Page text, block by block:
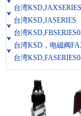
台湾
台湾KSD,JASERIES
台湾
台湾KSD，电磁阀
台湾